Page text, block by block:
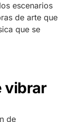
escenarios
de arte que
que se
vibrar
de